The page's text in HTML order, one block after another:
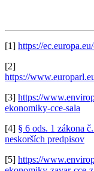
[1] https://
[2]
https://
[3] https://
ekonomiky-cce-sala
[4] § 6 ods. 1 zákona
neskorších predpisov
[5] https://